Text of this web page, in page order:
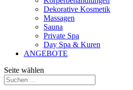
Dekorative Kosmetik
Massagen
Sauna
Private Spa
Day Spa & Kuren
ANGEBOTE
Seite wählen